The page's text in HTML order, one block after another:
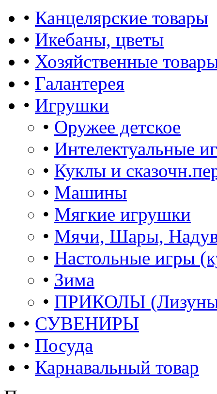
• Канцелярские товары
• Икебаны, цветы
• Хозяйственные
• Галантерея
• Игрушки
• Оружее детское
• Интелектуальные
• Куклы и
• Машины
• Мягкие игрушки
• Мячи, Шары,
• Настольные игры
• Зима
• ПРИКОЛЫ
• СУВЕНИРЫ
• Посуда
• Карнавальный товар